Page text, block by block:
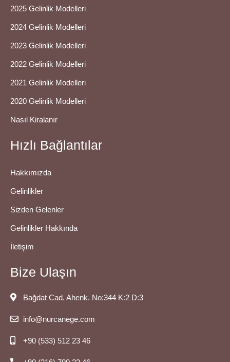
2025 Gelinlik Modelleri
2024 Gelinlik Modelleri
2023 Gelinlik Modelleri
2022 Gelinlik Modelleri
2021 Gelinlik Modelleri
2020 Gelinlik Modelleri
Nasıl Kiralanır
Hızlı Bağlantılar
Hakkımızda
Gelinlikler
Sizden Gelenler
Gelinlikler Hakkında
İletişim
Bize Ulaşın
Bağdat Cad. Ahenk. No:344 K:2 D:3
info@nurcanege.com
+90 (533) 512 23 46